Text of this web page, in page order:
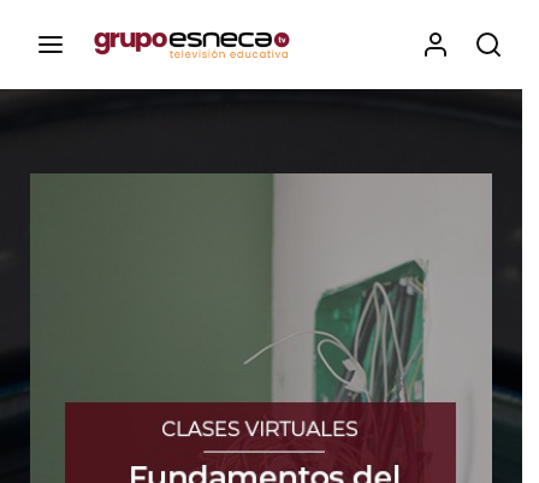
Esneca TV
Iniciar Sesión
Para iniciar sesión debes introducir el
Dirección de correo electrónico